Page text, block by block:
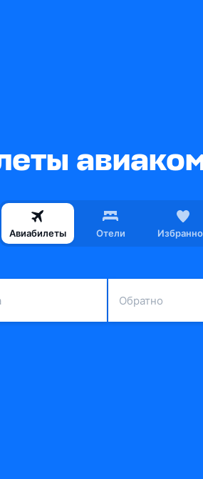
Авиабилеты Отели
Обратно